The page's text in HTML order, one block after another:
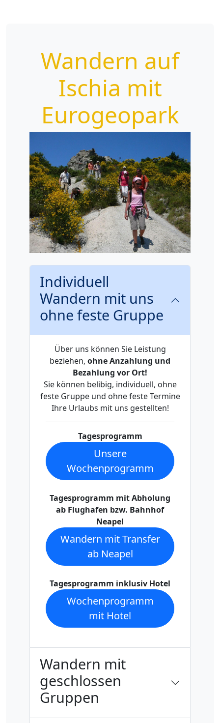
Wandern auf
Ischia mit
Eurogeopark
Individuell
Wandern mit uns
ohne feste Gruppe
Über uns können Sie Leistung
beziehen, ohne Anzahlung und
Bezahlung vor Ort!
Sie können belibig, individuell, ohne
feste Gruppe und ohne feste Termine
Ihre Urlaubs mit uns gestellten!
Tagesprogramm
Unsere
Wochenprogramm
Tagesprogramm mit Abholung
ab Flughafen bzw. Bahnhof
Neapel
Wandern mit Transfer
ab Neapel
Tagesprogramm inklusiv Hotel
Wochenprogramm
mit Hotel
Wandern mit
geschlossen
Gruppen